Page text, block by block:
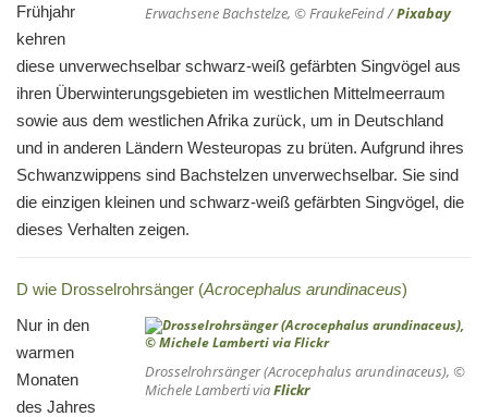
Erwachsene Bachstelze, © FraukeFeind /Pixabay
Frühjahr
kehren
diese unverwechselbar schwarz-weiß gefärbten Singvögel aus
ihren Überwinterungsgebieten im westlichen Mittelmeerraum
sowie aus dem westlichen Afrika zurück, um in Deutschland
und in anderen Ländern Westeuropas zu brüten. Aufgrund ihres
Schwanzwippens sind Bachstelzen unverwechselbar. Sie sind
die einzigen kleinen und schwarz-weiß gefärbten Singvögel, die
dieses Verhalten zeigen.
D wie Drosselrohrsänger (Acrocephalus arundinaceus)
Drosselrohrsänger (Acrocephalus arundinaceus), ©
Michele Lamberti viaFlickr
Nur in den
warmen
Monaten
des Jahres